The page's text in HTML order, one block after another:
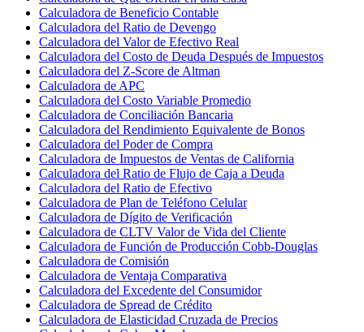
Calculadora de Beneficio Contable
Calculadora del Ratio de Devengo
Calculadora del Valor de Efectivo Real
Calculadora del Costo de Deuda Después de Impuestos
Calculadora del Z-Score de Altman
Calculadora de APC
Calculadora del Costo Variable Promedio
Calculadora de Conciliación Bancaria
Calculadora del Rendimiento Equivalente de Bonos
Calculadora del Poder de Compra
Calculadora de Impuestos de Ventas de California
Calculadora del Ratio de Flujo de Caja a Deuda
Calculadora del Ratio de Efectivo
Calculadora de Plan de Teléfono Celular
Calculadora de Dígito de Verificación
Calculadora de CLTV Valor de Vida del Cliente
Calculadora de Función de Producción Cobb-Douglas
Calculadora de Comisión
Calculadora de Ventaja Comparativa
Calculadora del Excedente del Consumidor
Calculadora de Spread de Crédito
Calculadora de Elasticidad Cruzada de Precios